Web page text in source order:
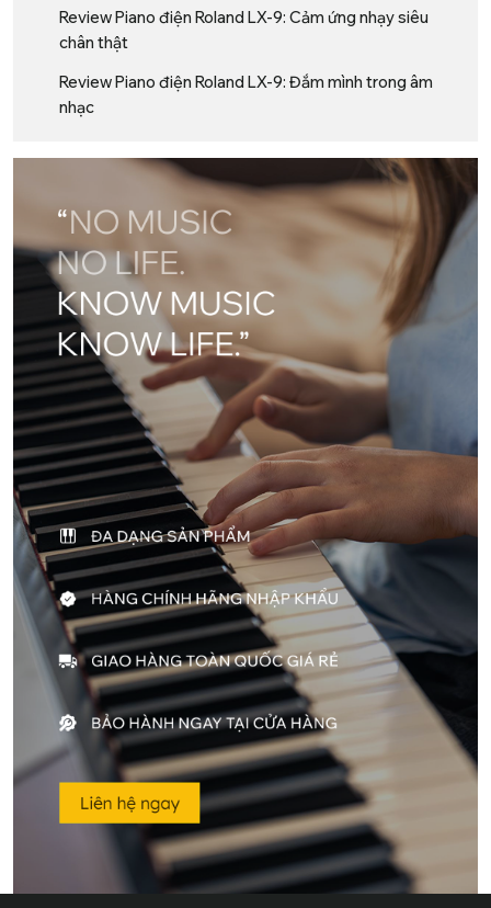
Review Piano điện Roland LX-9: Cảm ứng nhạy siêu
chân thật
Review Piano điện Roland LX-9: Đắm mình trong âm
nhạc